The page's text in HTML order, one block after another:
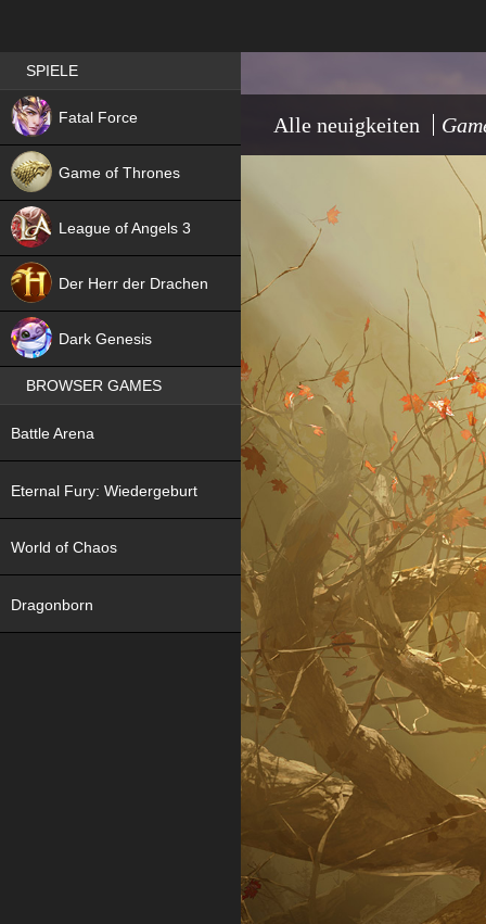
Alle neuigkeiten
Best RPG games in Germany
SPIELE
Fatal Force
NEW
Game of Thrones
League of Angels 3
Der Herr der Drachen
Dark Genesis
BROWSER GAMES
Battle Arena
NEW
Eternal Fury: Wiedergeburt
World of Chaos
Dragonborn